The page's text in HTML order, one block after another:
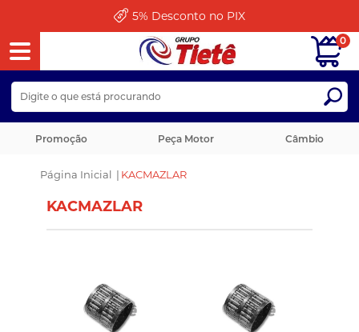
5% Desconto no PIX
Promoção Peça Motor Câmbio
0
Página Inicial | KACMAZLAR
KACMAZLAR